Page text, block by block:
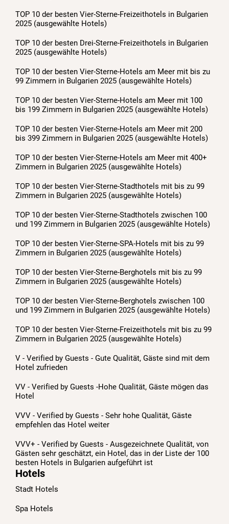
TOP 10 der besten Vier-Sterne-Freizeithotels in Bulgarien
2025 (ausgewählte Hotels)
TOP 10 der besten Drei-Sterne-Freizeithotels in Bulgarien
2025 (ausgewählte Hotels)
TOP 10 der besten Vier-Sterne-Hotels am Meer mit bis zu
99 Zimmern in Bulgarien 2025 (ausgewählte Hotels)
TOP 10 der besten Vier-Sterne-Hotels am Meer mit 100
bis 199 Zimmern in Bulgarien 2025 (ausgewählte Hotels)
TOP 10 der besten Vier-Sterne-Hotels am Meer mit 200
bis 399 Zimmern in Bulgarien 2025 (ausgewählte Hotels)
TOP 10 der besten Vier-Sterne-Hotels am Meer mit 400+
Zimmern in Bulgarien 2025 (ausgewählte Hotels)
TOP 10 der besten Vier-Sterne-Stadthotels mit bis zu 99
Zimmern in Bulgarien 2025 (ausgewählte Hotels)
TOP 10 der besten Vier-Sterne-Stadthotels zwischen 100
und 199 Zimmern in Bulgarien 2025 (ausgewählte Hotels)
TOP 10 der besten Vier-Sterne-SPA-Hotels mit bis zu 99
Zimmern in Bulgarien 2025 (ausgewählte Hotels)
TOP 10 der besten Vier-Sterne-Berghotels mit bis zu 99
Zimmern in Bulgarien 2025 (ausgewählte Hotels)
TOP 10 der besten Vier-Sterne-Berghotels zwischen 100
und 199 Zimmern in Bulgarien 2025 (ausgewählte Hotels)
TOP 10 der besten Vier-Sterne-Freizeithotels mit bis zu 99
Zimmern in Bulgarien 2025 (ausgewählte Hotels)
V - Verified by Guests - Gute Qualität, Gäste sind mit dem
Hotel zufrieden
VV - Verified by Guests -Hohe Qualität, Gäste mögen das
Hotel
VVV - Verified by Guests - Sehr hohe Qualität, Gäste
empfehlen das Hotel weiter
VVV+ - Verified by Guests - Ausgezeichnete Qualität, von
Gästen sehr geschätzt, ein Hotel, das in der Liste der 100
besten Hotels in Bulgarien aufgeführt ist
Hotels
Stadt Hotels
Spa Hotels